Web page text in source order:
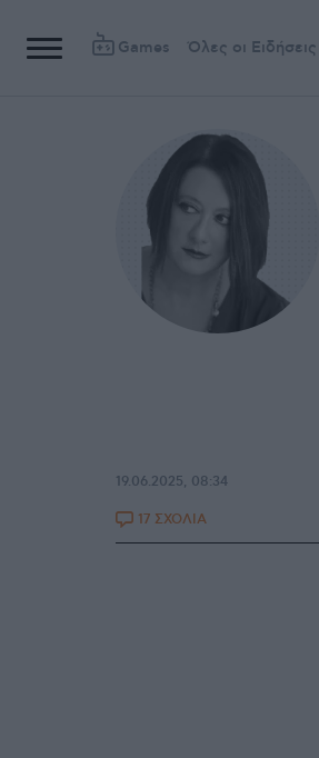
Games Όλες οι Ειδήσεις
19.06.2025, 08:34
17 ΣΧΟΛΙΑ